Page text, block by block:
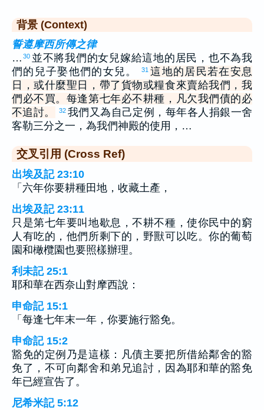
背景 (Context)
誓遵摩西所傳之律
… 30 並不將我們的女兒嫁給這地的居民，也不為我
們的兒子娶他們的女兒。
31 這地的居民若在安息
日，或什麼聖日，帶了貨物或糧食來賣給我們，我
們必不買。每逢第七年必不耕種，凡欠我們債的必
不追討。
32 我們又為自己定例，每年各人捐銀一舍
客勒三分之一，為我們神殿的使用，…
交叉引用 (Cross Ref)
出埃及記 23:10
「六年你要耕種田地，收藏土產，
出埃及記 23:11
只是第七年要叫地歇息，不耕不種，使你民中的窮
人有吃的，他們所剩下的，野獸可以吃。你的葡萄
園和橄欖園也要照樣辦理。
利未記 25:1
耶和華在西奈山對摩西說：
申命記 15:1
「每逢七年末一年，你要施行豁免。
申命記 15:2
豁免的定例乃是這樣：凡債主要把所借給鄰舍的豁
免了，不可向鄰舍和弟兄追討，因為耶和華的豁免
年已經宣告了。
尼希米記 5:12